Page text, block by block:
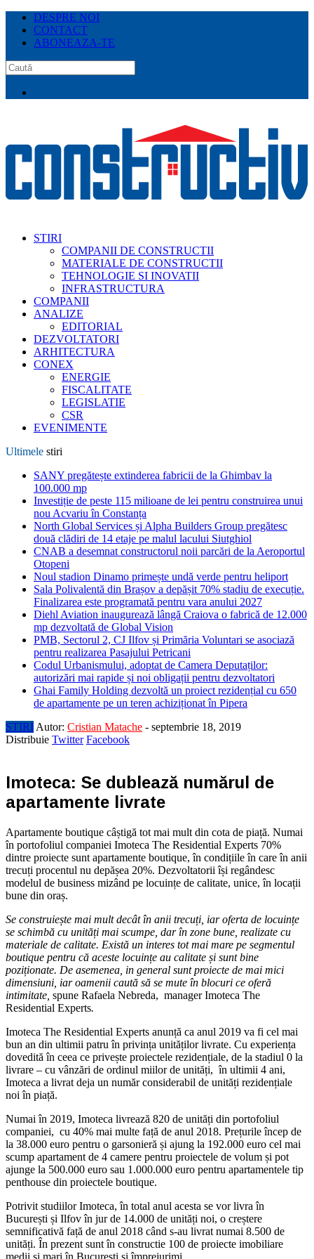
DESPRE NOI
CONTACT
ABONEAZA-TE
STIRI
COMPANII DE CONSTRUCTII
MATERIALE DE CONSTRUCTII
TEHNOLOGIE SI INOVATII
INFRASTRUCTURA
COMPANII
ANALIZE
EDITORIAL
DEZVOLTATORI
ARHITECTURA
CONEX
ENERGIE
FISCALITATE
LEGISLATIE
CSR
EVENIMENTE
Ultimele stiri
SANY pregătește extinderea fabricii de la Ghimbav la
100.000 mp
Investiție de peste 115 milioane de lei pentru construirea unui
nou Acvariu în Constanța
North Global Services și Alpha Builders Group pregătesc
două clădiri de 14 etaje pe malul lacului Siutghiol
CNAB a desemnat constructorul noii parcări de la Aeroportul
Otopeni
Noul stadion Dinamo primește undă verde pentru heliport
Sala Polivalentă din Brașov a depășit 70% stadiu de execuție.
Finalizarea este programată pentru vara anului 2027
Diehl Aviation inaugurează lângă Craiova o fabrică de 12.000
mp dezvoltată de Global Vision
PMB, Sectorul 2, CJ Ilfov și Primăria Voluntari se asociază
pentru realizarea Pasajului Petricani
Codul Urbanismului, adoptat de Camera Deputaților:
autorizări mai rapide și noi obligații pentru dezvoltatori
Ghai Family Holding dezvoltă un proiect rezidențial cu 650
de apartamente pe un teren achiziționat în Pipera
STIRI Autor: Cristian Matache - septembrie 18, 2019
Distribuie Twitter Facebook
Imoteca: Se dublează numărul de
apartamente livrate
Apartamente boutique câștigă tot mai mult din cota de piață. Numai
în portofoliul companiei Imoteca The Residential Experts 70%
dintre proiecte sunt apartamente boutique, în condițiile în care în anii
trecuți procentul nu depășea 20%. Dezvoltatorii își regândesc
modelul de business mizând pe locuințe de calitate, unice, în locații
bune din oraș.
Se construiește mai mult decât în anii trecuți, iar oferta de locuințe
se schimbă cu unități mai scumpe, dar în zone bune, realizate cu
materiale de calitate. Există un interes tot mai mare pe segmentul
boutique pentru că aceste locuințe au calitate și sunt bine
poziționate. De asemenea, in general sunt proiecte de mai mici
dimensiuni, iar oamenii caută să se mute în blocuri ce oferă
intimitate, spune Rafaela Nebreda, manager Imoteca The
Residential Experts.
Imoteca The Residential Experts anunță ca anul 2019 va fi cel mai
bun an din ultimii patru în privința unităților livrate. Cu experiența
dovedită în ceea ce privește proiectele rezidențiale, de la stadiul 0 la
livrare – cu vânzări de ordinul miilor de unități, în ultimii 4 ani,
Imoteca a livrat deja un număr considerabil de unități rezidențiale
noi în piață.
Numai în 2019, Imoteca livrează 820 de unități din portofoliul
companiei, cu 40% mai multe față de anul 2018. Prețurile încep de
la 38.000 euro pentru o garsonieră și ajung la 192.000 euro cel mai
scump apartament de 4 camere pentru proiectele de volum și pot
ajunge la 500.000 euro sau 1.000.000 euro pentru apartamentele tip
penthouse din proiectele boutique.
Potrivit studiilor Imoteca, în total anul acesta se vor livra în
București și Ilfov în jur de 14.000 de unități noi, o creștere
semnificativă față de anul 2018 când s-au livrat numai 8.500 de
unități. În prezent sunt în constructie 100 de proiecte imobiliare
medii și mari în București și împrejurimi.